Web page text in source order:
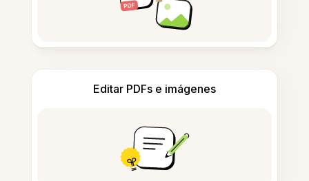
Editar PDFs e imágenes